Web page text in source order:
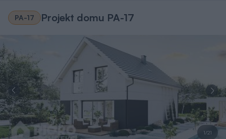
PA-17 Projekt domu PA-17
1/21